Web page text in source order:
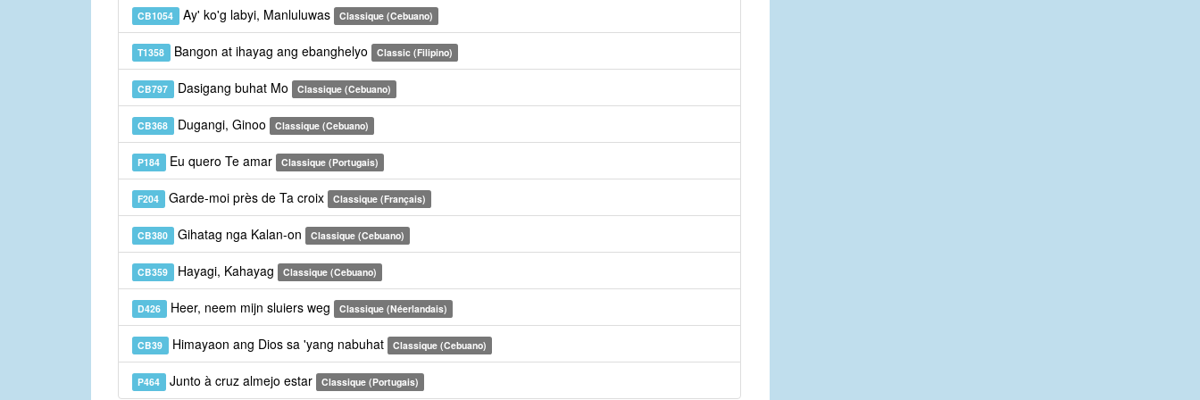
CB1054 Ay' ko'g labyi, Manluluwas Classique (Cebuano)
T1358 Bangon at ihayag ang ebanghelyo Classic (Filipino)
CB797 Dasigang buhat Mo Classique (Cebuano)
CB368 Dugangi, Ginoo Classique (Cebuano)
P184 Eu quero Te amar Classique (Portugais)
F204 Garde-moi près de Ta croix Classique (Français)
CB380 Gihatag nga Kalan-on Classique (Cebuano)
CB359 Hayagi, Kahayag Classique (Cebuano)
D426 Heer, neem mijn sluiers weg Classique (Néerlandais)
CB39 Himayaon ang Dios sa 'yang nabuhat Classique (Cebuano)
P464 Junto à cruz almejo estar Classique (Portugais)